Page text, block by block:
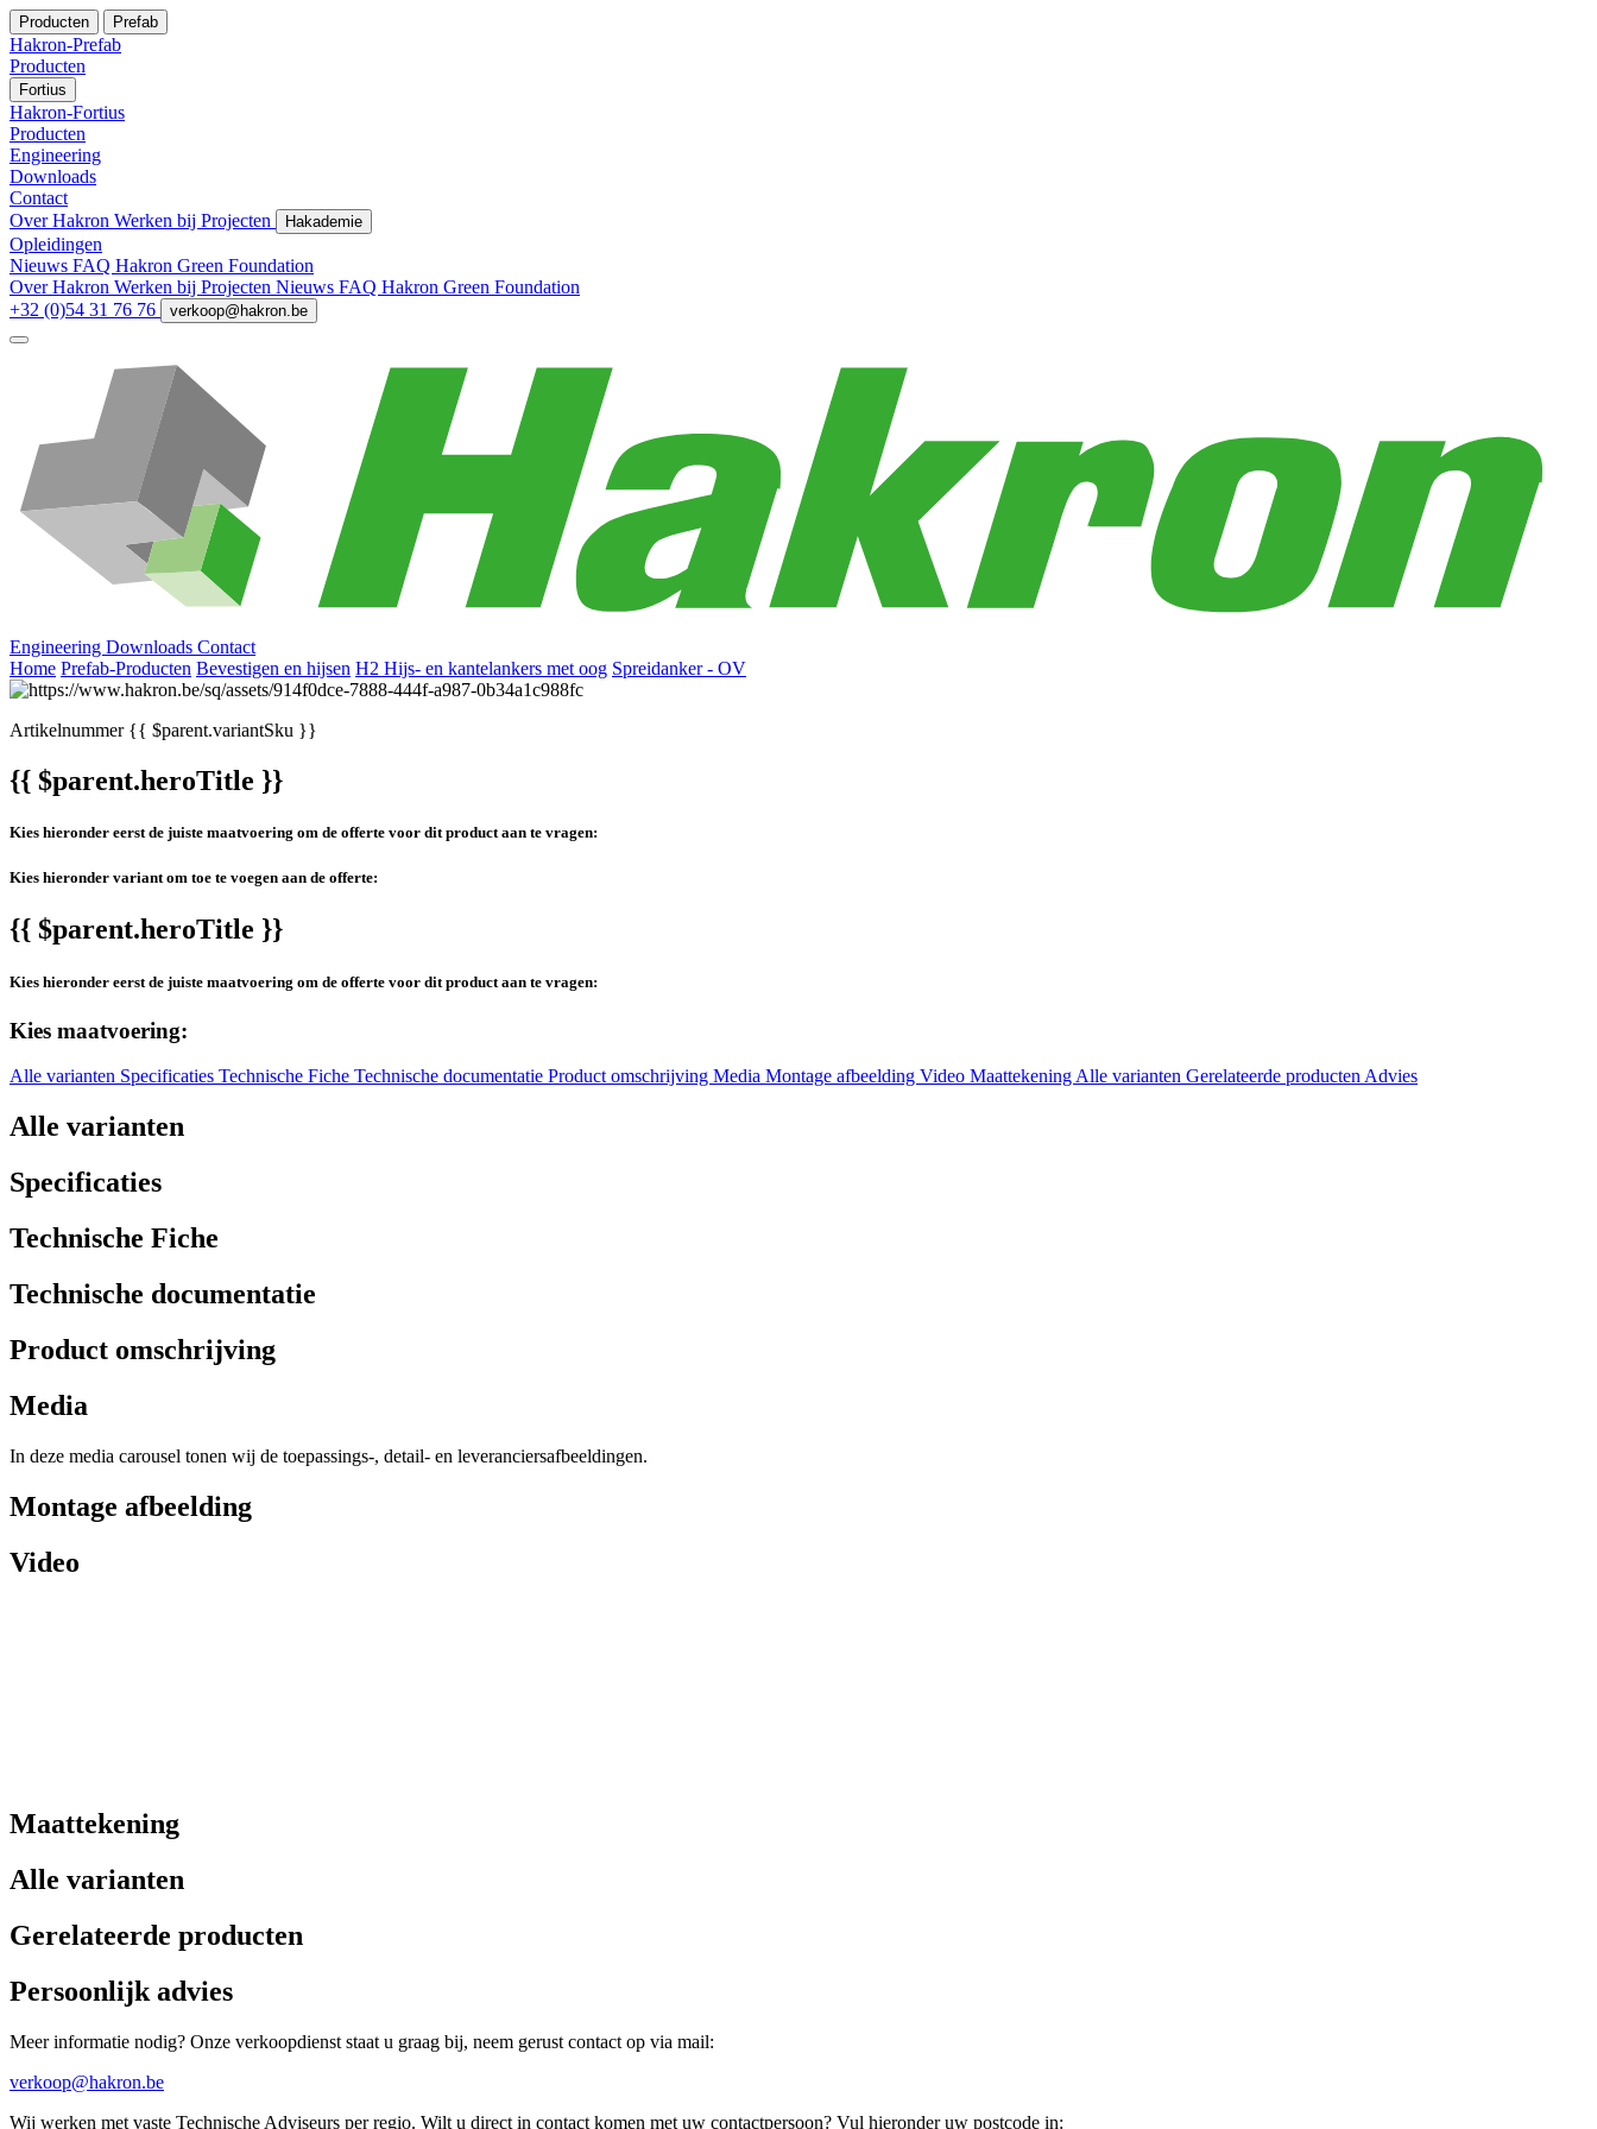
Producten Prefab
Hakron-Prefab
Producten
Fortius
Hakron-Fortius
Producten
Engineering
Downloads
Contact
Over Hakron Werken bij Projecten Hakademie
Opleidingen
Nieuws FAQ Hakron Green Foundation
Over Hakron Werken bij Projecten Nieuws FAQ Hakron Green Foundation
+32 (0)54 31 76 76
verkoop@hakron.be
Engineering Downloads Contact
Home Prefab-Producten Bevestigen en hijsen H2 Hijs- en kantelankers met oog Spreidanker - OV
Artikelnummer{{ $parent.variantSku }}
{{ $parent.heroTitle }}
Kies hieronder eerst de juiste maatvoering om de offerte voor dit product aan te vragen:
Kies hieronder variant om toe te voegen aan de offerte:
{{ $parent.heroTitle }}
Kies hieronder eerst de juiste maatvoering om de offerte voor dit product aan te vragen:
Kies maatvoering:
Alle varianten Specificaties Technische Fiche Technische documentatie Product omschrijving Media Montage afbeelding Video MaattekeningAlle varianten Gerelateerde productenAdvies
Alle varianten
Specificaties
Technische Fiche
Technische documentatie
Product omschrijving
Media
In deze media carousel tonen wij de toepassings-, detail- en leveranciersafbeeldingen.
Montage afbeelding
Video
Maattekening
Alle varianten
Gerelateerde producten
Persoonlijk advies
Meer informatie nodig? Onze verkoopdienst staat u graag bij, neem gerust contact op via mail:
verkoop@hakron.be
Wij werken met vaste Technische Adviseurs per regio. Wilt u direct in contact komen met uw contactpersoon? Vul hieronder uw postcode in: